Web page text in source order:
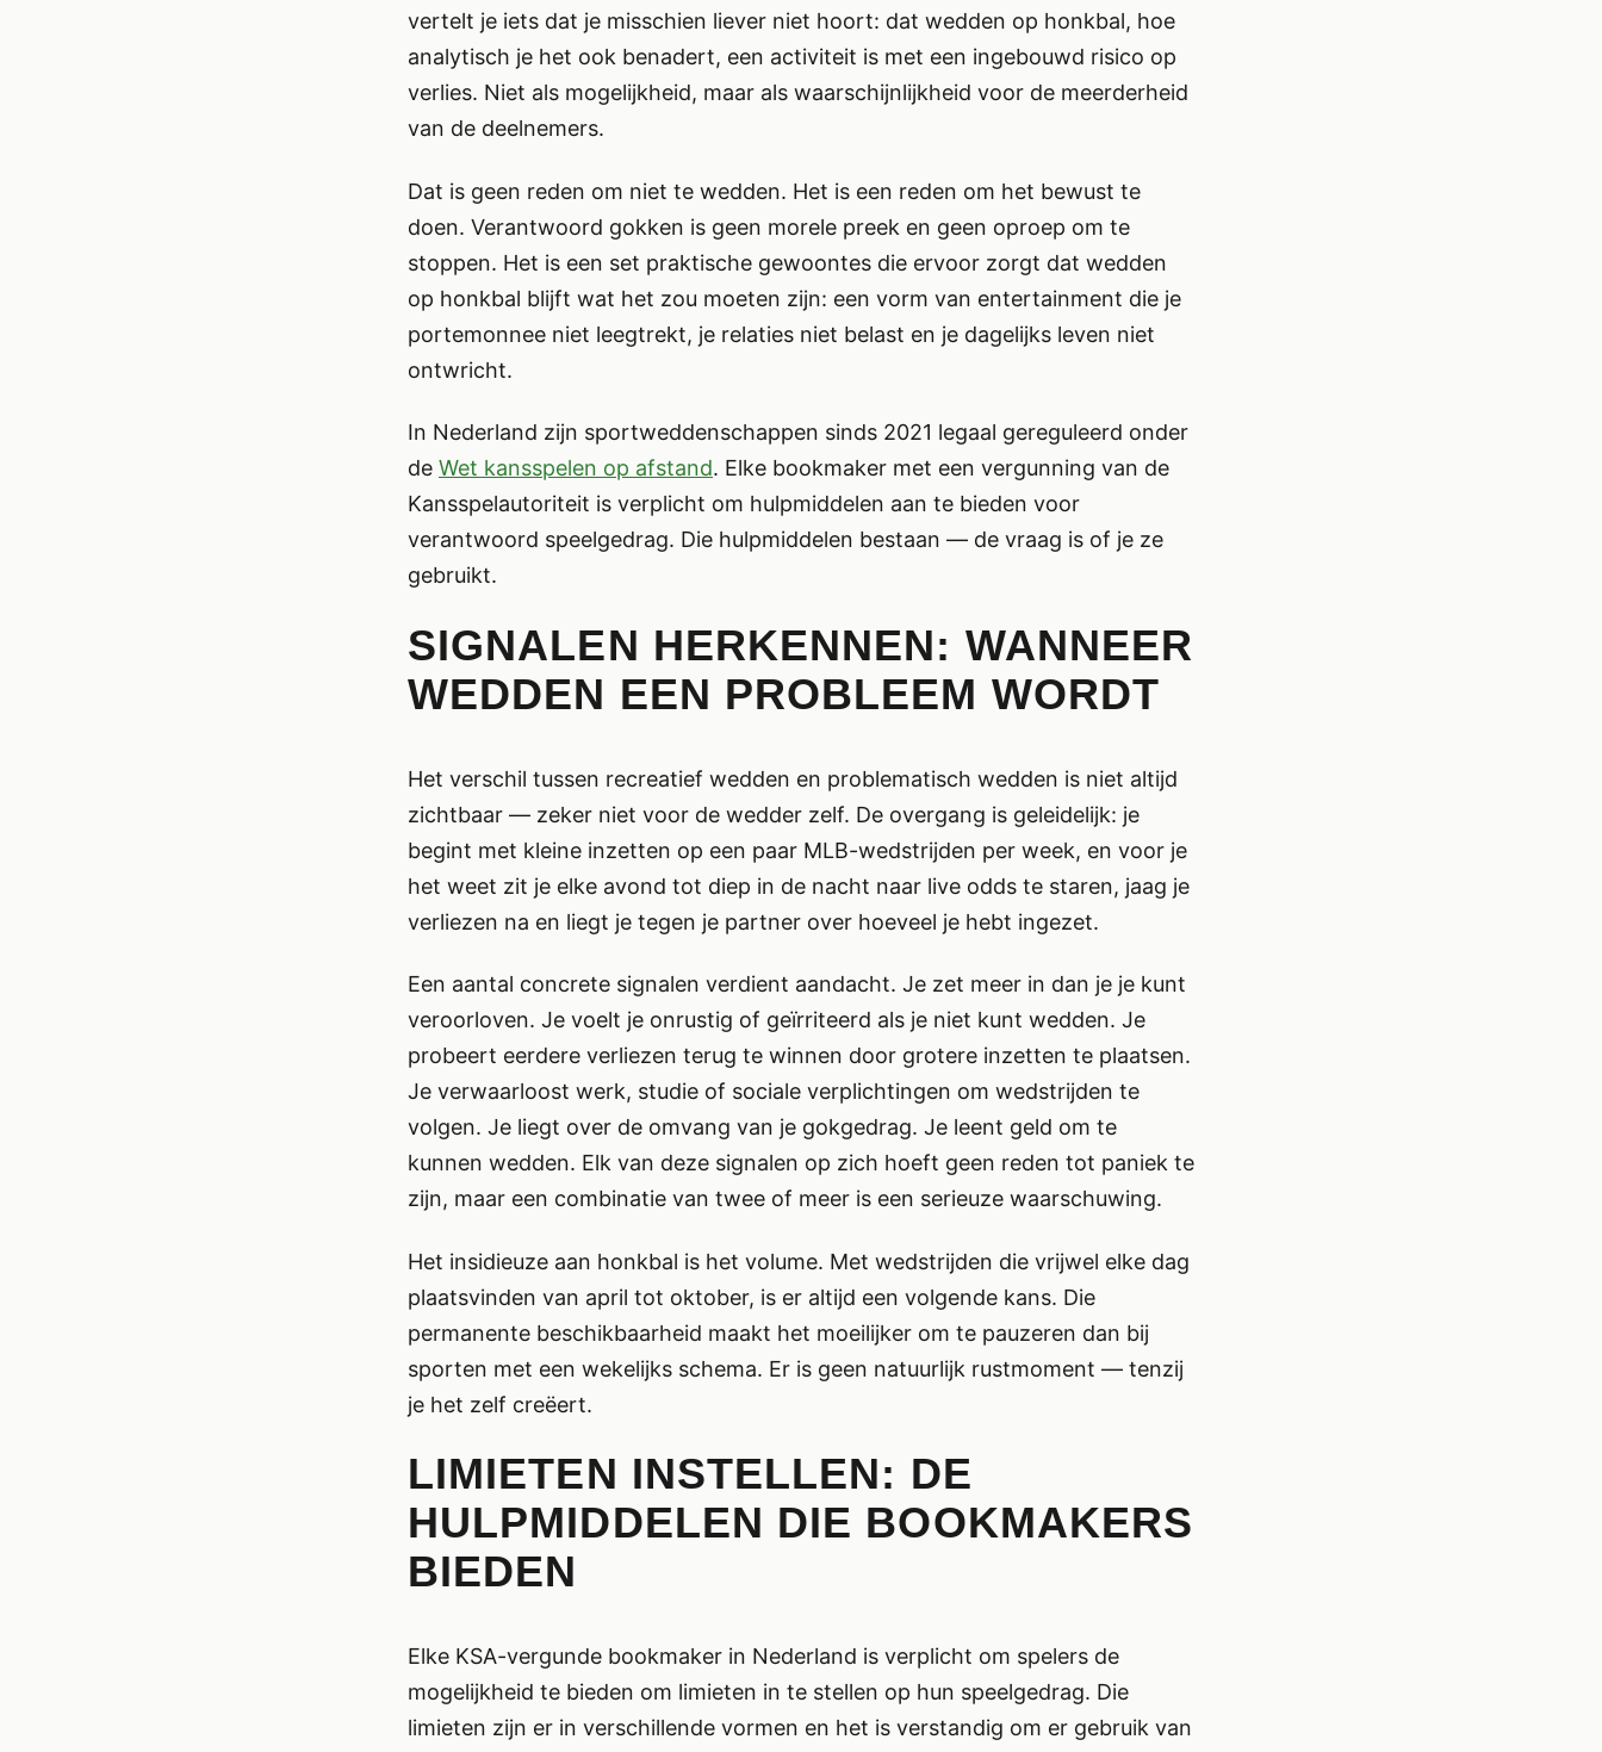
vertelt je iets dat je misschien liever niet hoort: dat wedden op honkbal, hoe
analytisch je het ook benadert, een activiteit is met een ingebouwd risico op
verlies. Niet als mogelijkheid, maar als waarschijnlijkheid voor de meerderheid
van de deelnemers.
Dat is geen reden om niet te wedden. Het is een reden om het bewust te
doen. Verantwoord gokken is geen morele preek en geen oproep om te
stoppen. Het is een set praktische gewoontes die ervoor zorgt dat wedden
op honkbal blijft wat het zou moeten zijn: een vorm van entertainment die je
portemonnee niet leegtrekt, je relaties niet belast en je dagelijks leven niet
ontwricht.
In Nederland zijn sportweddenschappen sinds 2021 legaal gereguleerd onder
de Wet kansspelen op afstand. Elke bookmaker met een vergunning van de
Kansspelautoriteit is verplicht om hulpmiddelen aan te bieden voor
verantwoord speelgedrag. Die hulpmiddelen bestaan — de vraag is of je ze
gebruikt.
SIGNALEN HERKENNEN: WANNEER
WEDDEN EEN PROBLEEM WORDT
Het verschil tussen recreatief wedden en problematisch wedden is niet altijd
zichtbaar — zeker niet voor de wedder zelf. De overgang is geleidelijk: je
begint met kleine inzetten op een paar MLB-wedstrijden per week, en voor je
het weet zit je elke avond tot diep in de nacht naar live odds te staren, jaag je
verliezen na en liegt je tegen je partner over hoeveel je hebt ingezet.
Een aantal concrete signalen verdient aandacht. Je zet meer in dan je je kunt
veroorloven. Je voelt je onrustig of geïrriteerd als je niet kunt wedden. Je
probeert eerdere verliezen terug te winnen door grotere inzetten te plaatsen.
Je verwaarloost werk, studie of sociale verplichtingen om wedstrijden te
volgen. Je liegt over de omvang van je gokgedrag. Je leent geld om te
kunnen wedden. Elk van deze signalen op zich hoeft geen reden tot paniek te
zijn, maar een combinatie van twee of meer is een serieuze waarschuwing.
Het insidieuze aan honkbal is het volume. Met wedstrijden die vrijwel elke dag
plaatsvinden van april tot oktober, is er altijd een volgende kans. Die
permanente beschikbaarheid maakt het moeilijker om te pauzeren dan bij
sporten met een wekelijks schema. Er is geen natuurlijk rustmoment — tenzij
je het zelf creëert.
LIMIETEN INSTELLEN: DE
HULPMIDDELEN DIE BOOKMAKERS
BIEDEN
Elke KSA-vergunde bookmaker in Nederland is verplicht om spelers de
mogelijkheid te bieden om limieten in te stellen op hun speelgedrag. Die
limieten zijn er in verschillende vormen en het is verstandig om er gebruik van